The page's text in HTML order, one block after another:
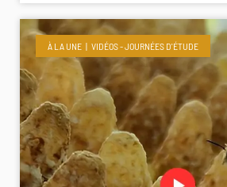
À LA UNE VIDÉOS - JOURNÉES D'ÉTUDE